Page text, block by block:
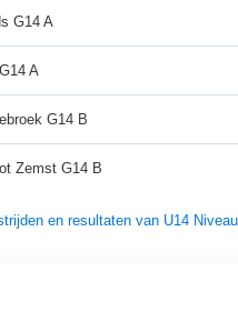
G14 A
A
G14 B
Zemst G14 B
en resultaten van U14